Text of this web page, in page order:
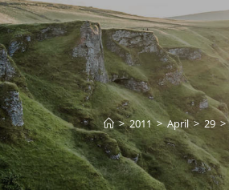
> 2011 > April > 29 >